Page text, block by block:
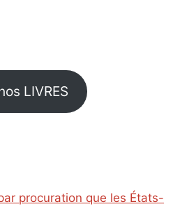
LIVRES
procuration que les États-